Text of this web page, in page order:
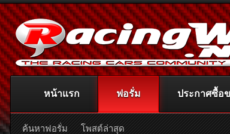
หน้าแรก ฟอรั่ม
ค้นหาฟอรั่ม โพสต์ล่าสุด
ประกาศซื้อ